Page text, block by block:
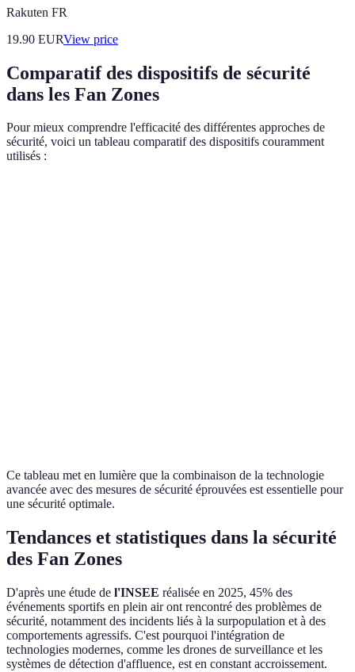
Rakuten FR
19.90 EURView price
Comparatif des dispositifs de sécurité
dans les Fan Zones
Pour mieux comprendre l'efficacité des différentes approches de
sécurité, voici un tableau comparatif des dispositifs couramment
utilisés :
Ce tableau met en lumière que la combinaison de la technologie
avancée avec des mesures de sécurité éprouvées est essentielle pour
une sécurité optimale.
Tendances et statistiques dans la sécurité
des Fan Zones
D'après une étude de l'INSEE réalisée en 2025, 45% des
événements sportifs en plein air ont rencontré des problèmes de
sécurité, notamment des incidents liés à la surpopulation et à des
comportements agressifs. C'est pourquoi l'intégration de
technologies modernes, comme les drones de surveillance et les
systèmes de détection d'affluence, est en constant accroissement.